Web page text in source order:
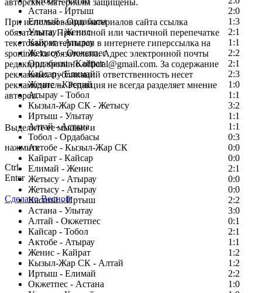
Астана - Иртыш
2:0
Елимай - Ордабасы
1:3
Улытау - Женис
2:1
Кайрат - Атырау
1:1
Жетысу - Окжетпес
2:2
Ордабасы - Кайрат
2:1
Кайсар - Елимай
2:3
Женис - Каспий
1:0
Атырау - Тобол
1:1
Кызыл-Жар СК - Жетысу
3:2
Иртыш - Улытау
1:1
Алтай - Астана
1:1
Тобол - Ордабасы
0:3
Актобе - Кызыл-Жар СК
0:0
Кайрат - Кайсар
0:0
Елимай - Женис
2:1
Жетысу - Атырау
0:0
Жетысу - Атырау
0:0
Каспий - Иртыш
2:2
Астана - Улытау
3:0
Алтай - Окжетпес
0:1
Кайсар - Тобол
2:1
Актобе - Атырау
1:1
Женис - Кайрат
1:2
Кызыл-Жар СК - Алтай
1:2
Иртыш - Елимай
2:2
Окжетпес - Астана
1:0
авторские материалы защищены.
При использовании материалов сайта ссылка
обязательна. При полной или частичной перепечатке
текстовых материалов в интернете гиперссылка на
sportinfo.kz обязательна. Адрес электронной почты
редакции: sportinfo.official@gmail.com. За содержание
рекламных публикаций ответственность несет
рекламодатель. Редакция не всегда разделяет мнение
авторов.
Заметили ошибку в тексте?
Выделите ее мышью и
нажмите
Ctrl
Enter
Сделано Весной